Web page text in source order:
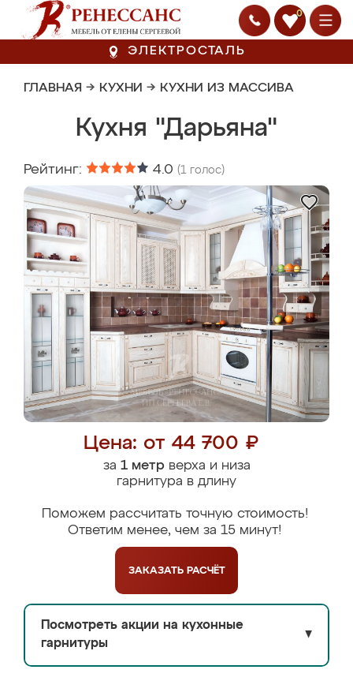
0
ЭЛЕКТРОСТАЛЬ
ГЛАВНАЯ → КУХНИ → КУХНИ ИЗ МАССИВА
Кухня "Дарьяна"
Рейтинг: 4.0 (1 голос)
Цена: от 44 700 ₽
за 1 метрверха и низа
гарнитура в длину
Поможем рассчитать точную стоимость!
Ответим менее, чем за 15 минут!
ЗАКАЗАТЬ РАСЧЁТ
Посмотреть акции на кухонные
гарнитуры
▼